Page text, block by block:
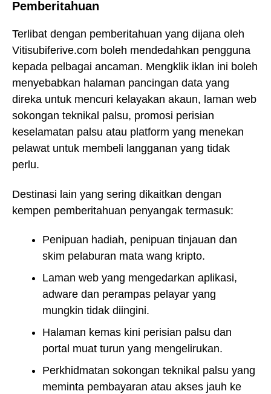
Pemberitahuan
Terlibat dengan pemberitahuan yang dijana oleh
Vitisubiferive.com boleh mendedahkan pengguna
kepada pelbagai ancaman. Mengklik iklan ini boleh
menyebabkan halaman pancingan data yang
direka untuk mencuri kelayakan akaun, laman web
sokongan teknikal palsu, promosi perisian
keselamatan palsu atau platform yang menekan
pelawat untuk membeli langganan yang tidak
perlu.
Destinasi lain yang sering dikaitkan dengan
kempen pemberitahuan penyangak termasuk:
Penipuan hadiah, penipuan tinjauan dan
skim pelaburan mata wang kripto.
Laman web yang mengedarkan aplikasi,
adware dan perampas pelayar yang
mungkin tidak diingini.
Halaman kemas kini perisian palsu dan
portal muat turun yang mengelirukan.
Perkhidmatan sokongan teknikal palsu yang
meminta pembayaran atau akses jauh ke